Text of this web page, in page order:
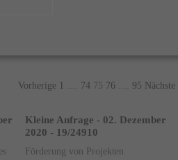
Vorherige 1 74 75 76 95 Nächste
Kleine Anfrage - 02. Dezember
2020 - 19/24910
Förderung von Projekten